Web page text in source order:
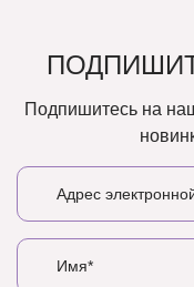
Подпишитесь на